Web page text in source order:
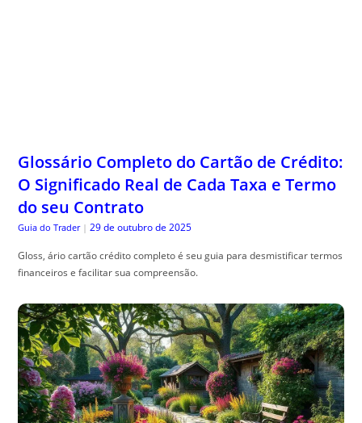
Glossário Completo do Cartão de Crédito:
O Significado Real de Cada Taxa e Termo
do seu Contrato
Guia do Trader | 29 de outubro de 2025
Gloss, ário cartão crédito completo é seu guia para desmistificar termos
financeiros e facilitar sua compreensão.